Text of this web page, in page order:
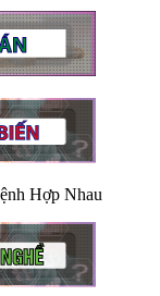
Hợp Nhau